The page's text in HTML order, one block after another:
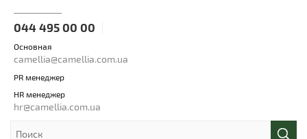
044 495 00 00
Основная
camellia@camellia.com.ua
PR менеджер
HR менеджер
hr@camellia.com.ua